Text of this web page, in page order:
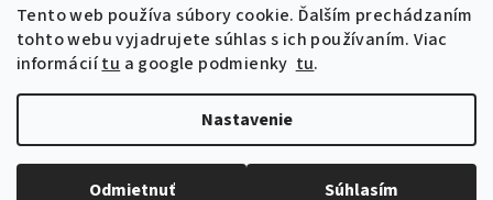
Tento web používa súbory cookie. Ďalším prechádzaním
tohto webu vyjadrujete súhlas s ich používaním. Viac
informáciítu a google podmienky tu.
Nastavenie
Odmietnuť Súhlasím
dopravy počas sezóny a dodanie vašich objednávok do Vianoc.
Niektorí prepravcovia si účtujú sez...
Upraviť nastavenie cookies